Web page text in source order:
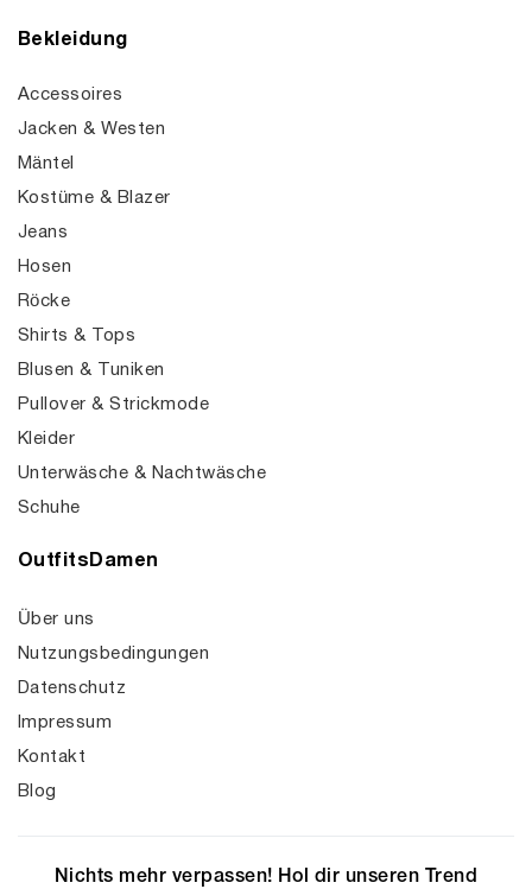
Bekleidung
Accessoires
Jacken & Westen
Mäntel
Kostüme & Blazer
Jeans
Hosen
Röcke
Shirts & Tops
Blusen & Tuniken
Pullover & Strickmode
Kleider
Unterwäsche & Nachtwäsche
Schuhe
OutfitsDamen
Über uns
Nutzungsbedingungen
Datenschutz
Impressum
Kontakt
Blog
Nichts mehr verpassen! Hol dir unseren Trend